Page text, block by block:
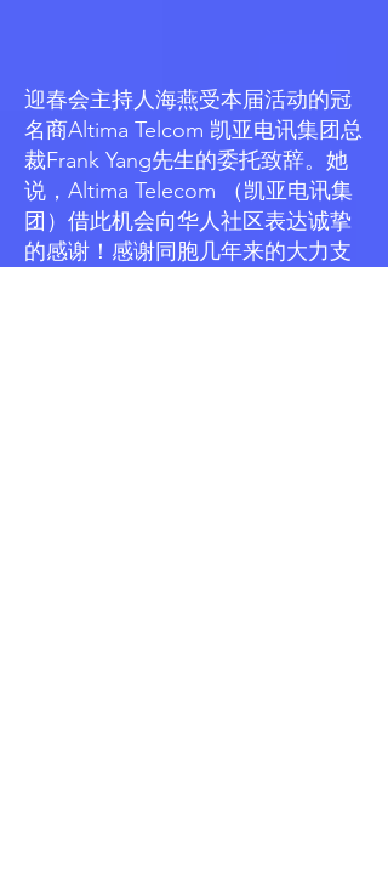
迎春会主持人海燕受本届活动的冠
名商Altima Telcom 凯亚电讯集团总
裁Frank Yang先生的委托致辞。她
说，Altima Telecom （凯亚电讯集
团）借此机会向华人社区表达诚挚
的感谢！感谢同胞几年来的大力支